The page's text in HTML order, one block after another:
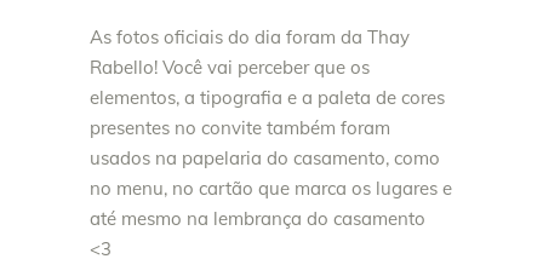
As fotos oficiais do dia foram da Thay
Rabello! Você vai perceber que os
elementos, a tipografia e a paleta de cores
presentes no convite também foram
usados na papelaria do casamento, como
no menu, no cartão que marca os lugares e
até mesmo na lembrança do casamento
<3